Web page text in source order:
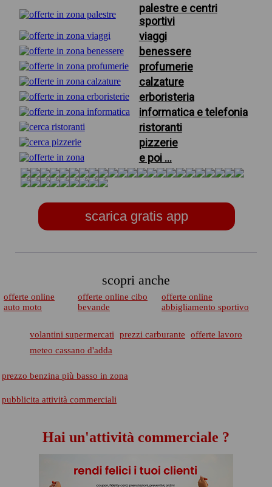
palestre e centri
sportivi
viaggi
benessere
profumerie
calzature
erboristeria
informatica e telefonia
ristoranti
pizzerie
e poi ...
scarica gratis app
scopri anche
offerte online
auto moto
offerte online cibo
bevande
offerte online
abbigliamento sportivo
volantini supermercati prezzi carburante
offerte lavoro
meteo cassano d'adda
prezzo benzina più basso in zona
pubblicita attività commerciali
Hai un'attività commerciale ?